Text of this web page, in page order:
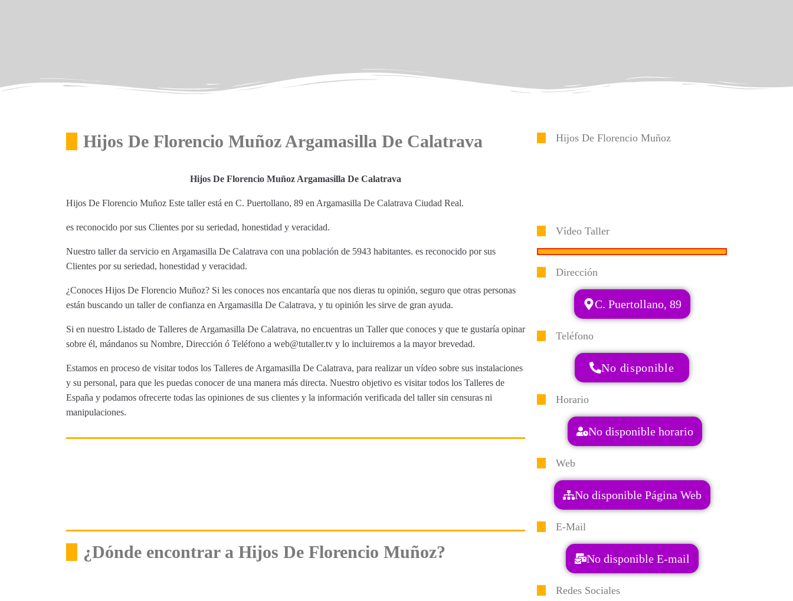
Hijos De Florencio Muñoz Argamasilla De Calatrava
Hijos De Florencio Muñoz Argamasilla De Calatrava
Hijos De Florencio Muñoz Este taller está en C. Puertollano, 89 en Argamasilla De Calatrava Ciudad Real.
es reconocido por sus Clientes por su seriedad, honestidad y veracidad.
Nuestro taller da servicio en Argamasilla De Calatrava con una población de 5943 habitantes. es reconocido por sus
Clientes por su seriedad, honestidad y veracidad.
¿Conoces Hijos De Florencio Muñoz? Si les conoces nos encantaría que nos dieras tu opinión, seguro que otras personas
están buscando un taller de confianza en Argamasilla De Calatrava, y tu opinión les sirve de gran ayuda.
Si en nuestro Listado de Talleres de Argamasilla De Calatrava, no encuentras un Taller que conoces y que te gustaría opinar
sobre él, mándanos su Nombre, Dirección ó Teléfono a web@tutaller.tv y lo incluiremos a la mayor brevedad.
Estamos en proceso de visitar todos los Talleres de Argamasilla De Calatrava, para realizar un vídeo sobre sus instalaciones
y su personal, para que les puedas conocer de una manera más directa. Nuestro objetivo es visitar todos los Talleres de
España y podamos ofrecerte todas las opiniones de sus clientes y la información verificada del taller sin censuras ni
manipulaciones.
¿Dónde encontrar a Hijos De Florencio Muñoz?
Hijos De Florencio Muñoz
Vídeo Taller
Dirección
C. Puertollano, 89
Teléfono
No disponible
Horario
No disponible horario
Web
No disponible Página Web
E-Mail
No disponible E-mail
Redes Sociales